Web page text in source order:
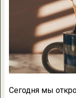
Сегодня мы